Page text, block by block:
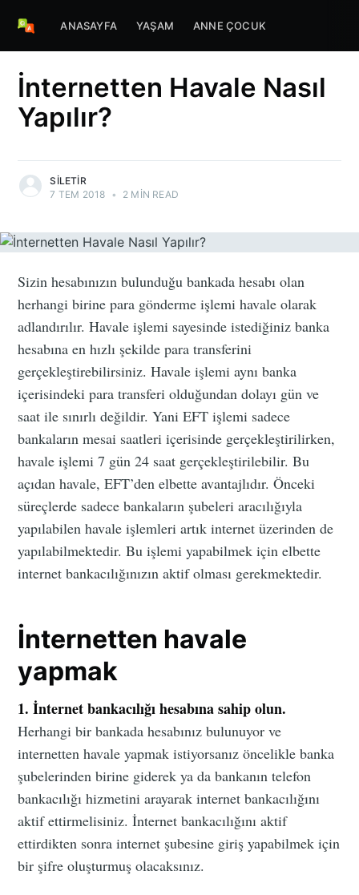
ANASAYFA YAŞAM ANNE ÇOCUK
İnternetten Havale Nasıl
Yapılır?
SILETIR
7 TEM 2018 • 2 MIN READ
Sizin hesabınızın bulunduğu bankada hesabı olan
herhangi birine para gönderme işlemi havale olarak
adlandırılır. Havale işlemi sayesinde istediğiniz banka
hesabına en hızlı şekilde para transferini
gerçekleştirebilirsiniz. Havale işlemi aynı banka
içerisindeki para transferi olduğundan dolayı gün ve
saat ile sınırlı değildir. Yani EFT işlemi sadece
bankaların mesai saatleri içerisinde gerçekleştirilirken,
havale işlemi 7 gün 24 saat gerçekleştirilebilir. Bu
açıdan havale, EFT’den elbette avantajlıdır. Önceki
süreçlerde sadece bankaların şubeleri aracılığıyla
yapılabilen havale işlemleri artık internet üzerinden de
yapılabilmektedir. Bu işlemi yapabilmek için elbette
internet bankacılığınızın aktif olması gerekmektedir.
İnternetten havale
yapmak
1. İnternet bankacılığı hesabına sahip olun.
Herhangi bir bankada hesabınız bulunuyor ve
internetten havale yapmak istiyorsanız öncelikle banka
şubelerinden birine giderek ya da bankanın telefon
bankacılığı hizmetini arayarak internet bankacılığını
aktif ettirmelisiniz. İnternet bankacılığını aktif
ettirdikten sonra internet şubesine giriş yapabilmek için
bir şifre oluşturmuş olacaksınız.